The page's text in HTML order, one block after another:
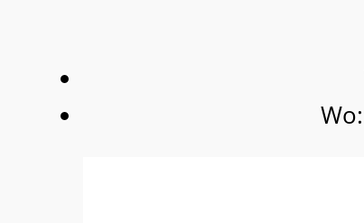
Wo: